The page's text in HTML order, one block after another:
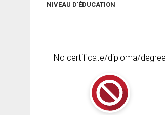
NIVEAU D'ÉDUCATION
No certificate/diploma/degree